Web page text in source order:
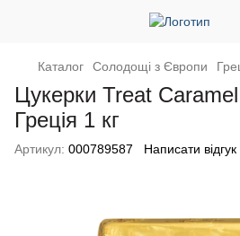
Каталог Солодощі з Європи
Цукерки Treat
Греція 1 кг
Артикул: 000789587 Написати відгук